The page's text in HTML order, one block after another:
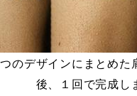
のデザインにまとめ
後、１回で完成し